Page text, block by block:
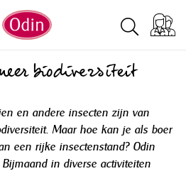
biodiversiteit
en andere insecten zijn van
Maar hoe kan je als boer
een rijke insectenstand? Odin
in diverse activiteiten